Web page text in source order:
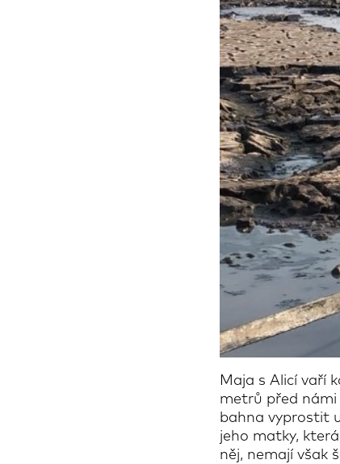
Maja s Alicí vaří
metrů před námi
bahna vyprostit
jeho matky,
něj, nemají však